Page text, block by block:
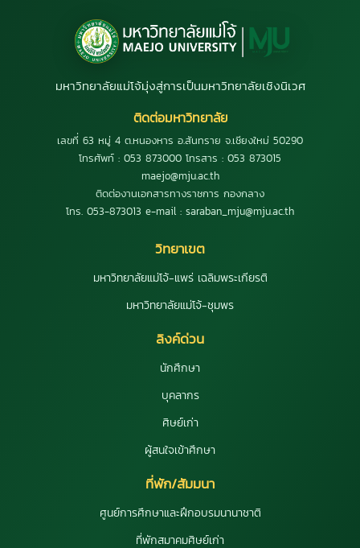
มหาวิทยาลัยแม่โจ้มุ่งสู่การเป็นมหาวิทยาลัยเชิงนิเวศ
ติดต่อมหาวิทยาลัย
เลขที่ 63 หมู่ 4 ต.หนองหาร อ.สันทราย จ.เชียงใหม่ 50290
โทรศัพท์ : 053 873000 โทรสาร : 053 873015
maejo@mju.ac.th
ติดต่องานเอกสารทางราชการ กองกลาง
โทร. 053-873013 e-mail : saraban_mju@mju.ac.th
วิทยาเขต
มหาวิทยาลัยแม่โจ้-แพร่ เฉลิมพระเกียรติ
มหาวิทยาลัยแม่โจ้-ชุมพร
ลิงค์ด่วน
นักศึกษา
บุคลากร
ศิษย์เก่า
ผู้สนใจเข้าศึกษา
ที่พัก/สัมมนา
ศูนย์การศึกษาและฝึกอบรมนานาชาติ
ที่พักสมาคมศิษย์เก่า